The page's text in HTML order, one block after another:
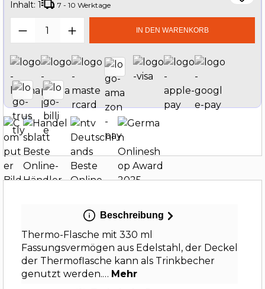
Inhalt: 1 7 - 10 Werktage
Produkt Anzahl: Gib denIN DEN WARENKORB
Beschreibung
Thermo-Flasche mit 330 ml
Fassungsvermögen aus Edelstahl, der Deckel
der Thermoflasche kann als Trinkbecher
genutzt werden.… Mehr